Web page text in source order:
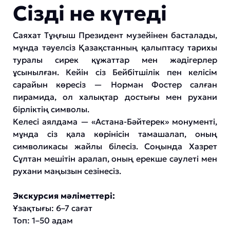
Сізді не күтеді
Саяхат Тұңғыш Президент музейінен басталады,
мұнда тәуелсіз Қазақстанның қалыптасу тарихы
туралы сирек құжаттар мен жәдігерлер
ұсынылған. Кейін сіз Бейбітшілік пен келісім
сарайын көресіз — Норман Фостер салған
пирамида, ол халықтар достығы мен рухани
бірліктің символы.
Келесі аялдама — «Астана-Бәйтерек» монументі,
мұнда сіз қала көрінісін тамашалап, оның
символикасы жайлы білесіз. Соңында Хазрет
Сұлтан мешітін аралап, оның ерекше сәулеті мен
рухани маңызын сезінесіз.
Экскурсия мәліметтері:
Ұзақтығы: 6–7 сағат
Топ: 1–50 адам